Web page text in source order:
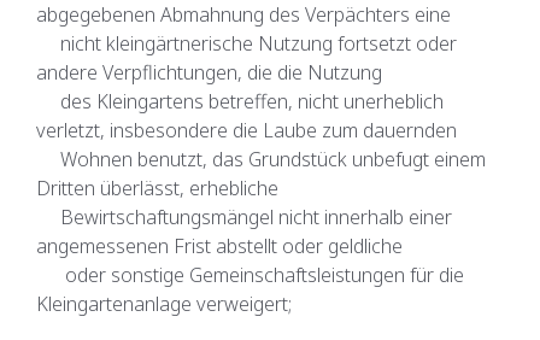
abgegebenen Abmahnung des Verpächters eine
nicht kleingärtnerische Nutzung fortsetzt oder
andere Verpflichtungen, die die Nutzung
des Kleingartens betreffen, nicht unerheblich
verletzt, insbesondere die Laube zum dauernden
Wohnen benutzt, das Grundstück unbefugt einem
Dritten überlässt, erhebliche
Bewirtschaftungsmängel nicht innerhalb einer
angemessenen Frist abstellt oder geldliche
oder sonstige Gemeinschaftsleistungen für die
Kleingartenanlage verweigert;